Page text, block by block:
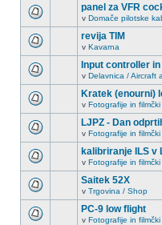
panel za VFR
v Domače pilotske
revija TIM
v Kavarna
Input controller
v Delavnica / Aircraft
Kratek (enourni)
v Fotografije in
LJPZ - Dan
v Fotografije in
kalibriranje ILS v
v Fotografije in
Saitek 52X
v Trgovina / Shop
PC-9 low flight
v Fotografije in